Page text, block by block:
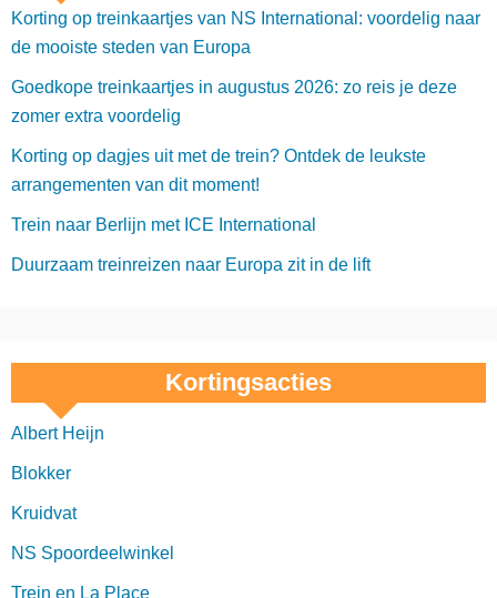
Korting op treinkaartjes van NS International: voordelig naar
de mooiste steden van Europa
Goedkope treinkaartjes in augustus 2026: zo reis je deze
zomer extra voordelig
Korting op dagjes uit met de trein? Ontdek de leukste
arrangementen van dit moment!
Trein naar Berlijn met ICE International
Duurzaam treinreizen naar Europa zit in de lift
Kortingsacties
Albert Heijn
Blokker
Kruidvat
NS Spoordeelwinkel
Trein en La Place